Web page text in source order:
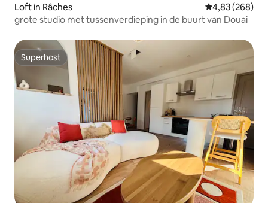
Loft in Râches Gemiddelde
4,83 (268)
grote studio met tussenverdieping in de buurt van Douai
Superhost
Superhost